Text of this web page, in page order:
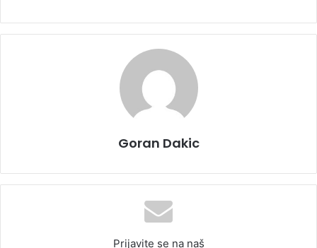
Goran Dakic
Prijavite se na naš